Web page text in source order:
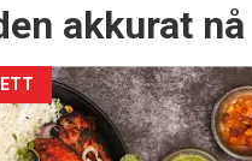
akkurat nå